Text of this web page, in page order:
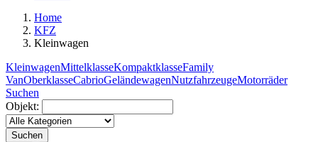
Home
KFZ
Kleinwagen
KleinwagenMittelklasseKompaktklasseFamily
VanOberklasseCabrioGeländewagenNutzfahrzeugeMotorräder
Suchen
Objekt:
Suchen